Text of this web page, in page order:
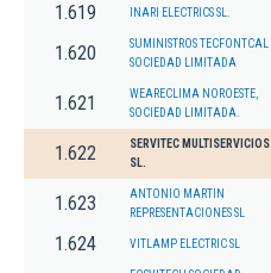
1.619 INARI ELECTRICS SL.
1.620
SUMINISTROS TECFONTCAL
SOCIEDAD LIMITADA
1.621
WEARECLIMA NOROESTE,
SOCIEDAD LIMITADA.
1.622
SERVITEC MULTISERVICIOS
SL.
1.623
ANTONIO MARTIN
REPRESENTACIONES SL
1.624 VITLAMP ELECTRIC SL